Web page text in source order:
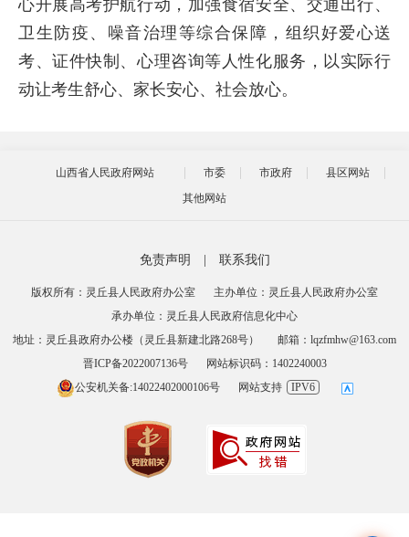
心开展高考护航行动，加强食宿安全、交通出行、
卫生防疫、噪音治理等综合保障，组织好爱心送
考、证件快制、心理咨询等人性化服务，以实际行
动让考生舒心、家长安心、社会放心。
山西省人民政府网站 市委 市政府
县区网站
其他网站
免责声明 联系我们
版权所有：灵丘县人民政府办公室
主办单位：灵丘县人民政府办公室
承办单位：灵丘县人民政府信息化中心
地址：灵丘县政府办公楼（灵丘县新建北路268号）
邮箱：lqzfmhw@163.com
晋ICP备2022007136号
网站标识码：1402240003
公安机关备:14022402000106号
网站支持 IPV6